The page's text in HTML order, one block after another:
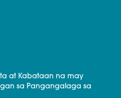
at Kabataan na may
sa Pangangalaga sa